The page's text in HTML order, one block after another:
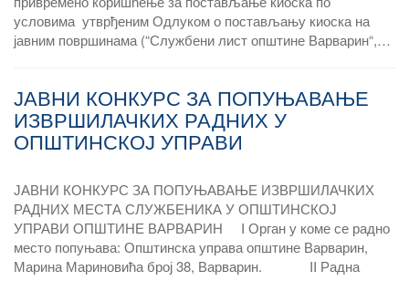
условима утврђеним Одлуком о постављању киоска на
јавним површинама (“Службени лист општине Варварин“,…
ЈАВНИ КОНКУРС ЗА ПОПУЊАВАЊЕ
ИЗВРШИЛАЧКИХ РАДНИХ У
ОПШТИНСКОЈ УПРАВИ
ЈАВНИ КОНКУРС ЗА ПОПУЊАВАЊЕ ИЗВРШИЛАЧКИХ
РАДНИХ МЕСТА СЛУЖБЕНИКА У ОПШТИНСКОЈ
УПРАВИ ОПШТИНЕ ВАРВАРИН I Орган у коме се радно
место попуњава: Општинска управа општине Варварин,
Марина Мариновића број 38, Варварин. II Радна